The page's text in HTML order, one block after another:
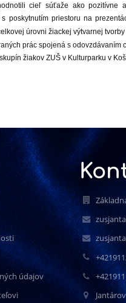
cieľ súťaže ako pozitívne
s poskytnutím priestoru na
úrovni žiackej výtvarnej
prác spojená s
žiakov ZUŠ v Kulturparku v
údajov